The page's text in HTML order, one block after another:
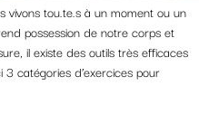
vivons tou.te.s à un moment ou un
possession de notre corps et
il existe des outils très efficaces
3 catégories d’exercices pour